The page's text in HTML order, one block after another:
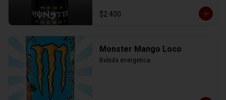
$2.400
Monster Mango Loco
Bebida energetica